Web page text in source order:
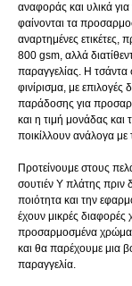
αναφοράς και υλικά
φαίνονται τα
αναρτημένες
800 gsm, αλλά
παραγγελίας. Η τσάντα
φινίρισμα, με
παράδοσης για
και η τιμή μονάδας
ποικίλλουν ανάλογα με
Προτείνουμε στους
σουτιέν Y πλάτης πριν
ποιότητα και την
έχουν μικρές
προσαρμοσμένα
και θα παρέχουμε μια
παραγγελία.